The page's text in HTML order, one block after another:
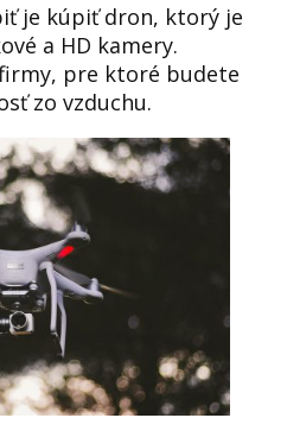
je kúpiť dron, ktorý je
a HD kamery.
pre ktoré budete
zo vzduchu.